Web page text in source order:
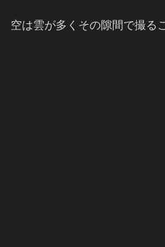
空は雲が多くその隙間で撮る